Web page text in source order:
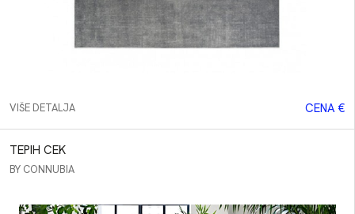
VIŠE DETALJA CENA €
TEPIH CEK
BY CONNUBIA